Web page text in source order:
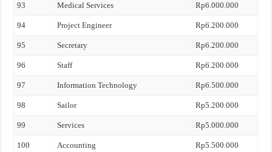
93 Medical Services Rp6.000.000
94 Project Engineer Rp6.200.000
95 Secretary Rp6.200.000
96 Staff Rp6.200.000
97 Information Technology Rp6.500.000
98 Sailor Rp5.200.000
99 Services Rp5.000.000
100 Accounting Rp5.500.000